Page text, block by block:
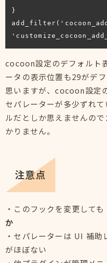
}
cocoon設定のデフォルト
ータの表示位置も29がデ
思いますが、cocoon設定
セパレーターが多少ずれ
ルだとしか思えませんの
かりません。
注意点
・このフックを変更しても
か
・セパレーターは UI 補助
がほぼない